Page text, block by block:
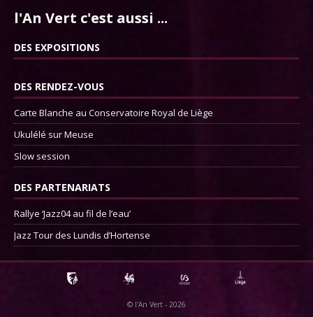
l'An Vert c'est aussi ...
DES EXPOSITIONS
DES RENDEZ-VOUS
Carte Blanche au Conservatoire Royal de Liège
Ukulélé sur Meuse
Slow session
DES PARTENARIATS
Rallye ‘Jazz04 au fil de l’eau’
Jazz Tour des Lundis d’Hortense
© l'An Vert - 2026